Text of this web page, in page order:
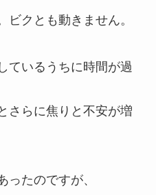
ビクとも動きません。
ているうちに時間が過
さらに焦りと不安が増
ったのですが、